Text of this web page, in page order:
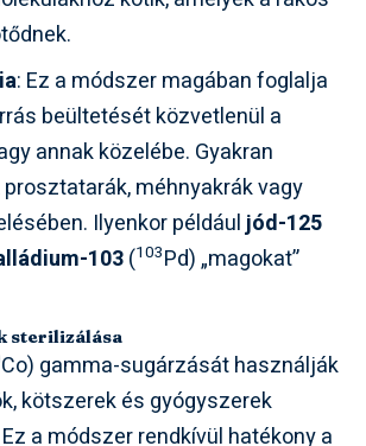
: Ez a módszer magában foglalja
beültetését közvetlenül a
annak közelébe. Gyakran
méhnyakrák vagy
Ilyenkor példáuljód-125
103(103Pd) „magokat”
sterilizálása
Co) gamma-sugárzását használják
kötszerek és gyógyszerek
a módszer rendkívül hatékony a